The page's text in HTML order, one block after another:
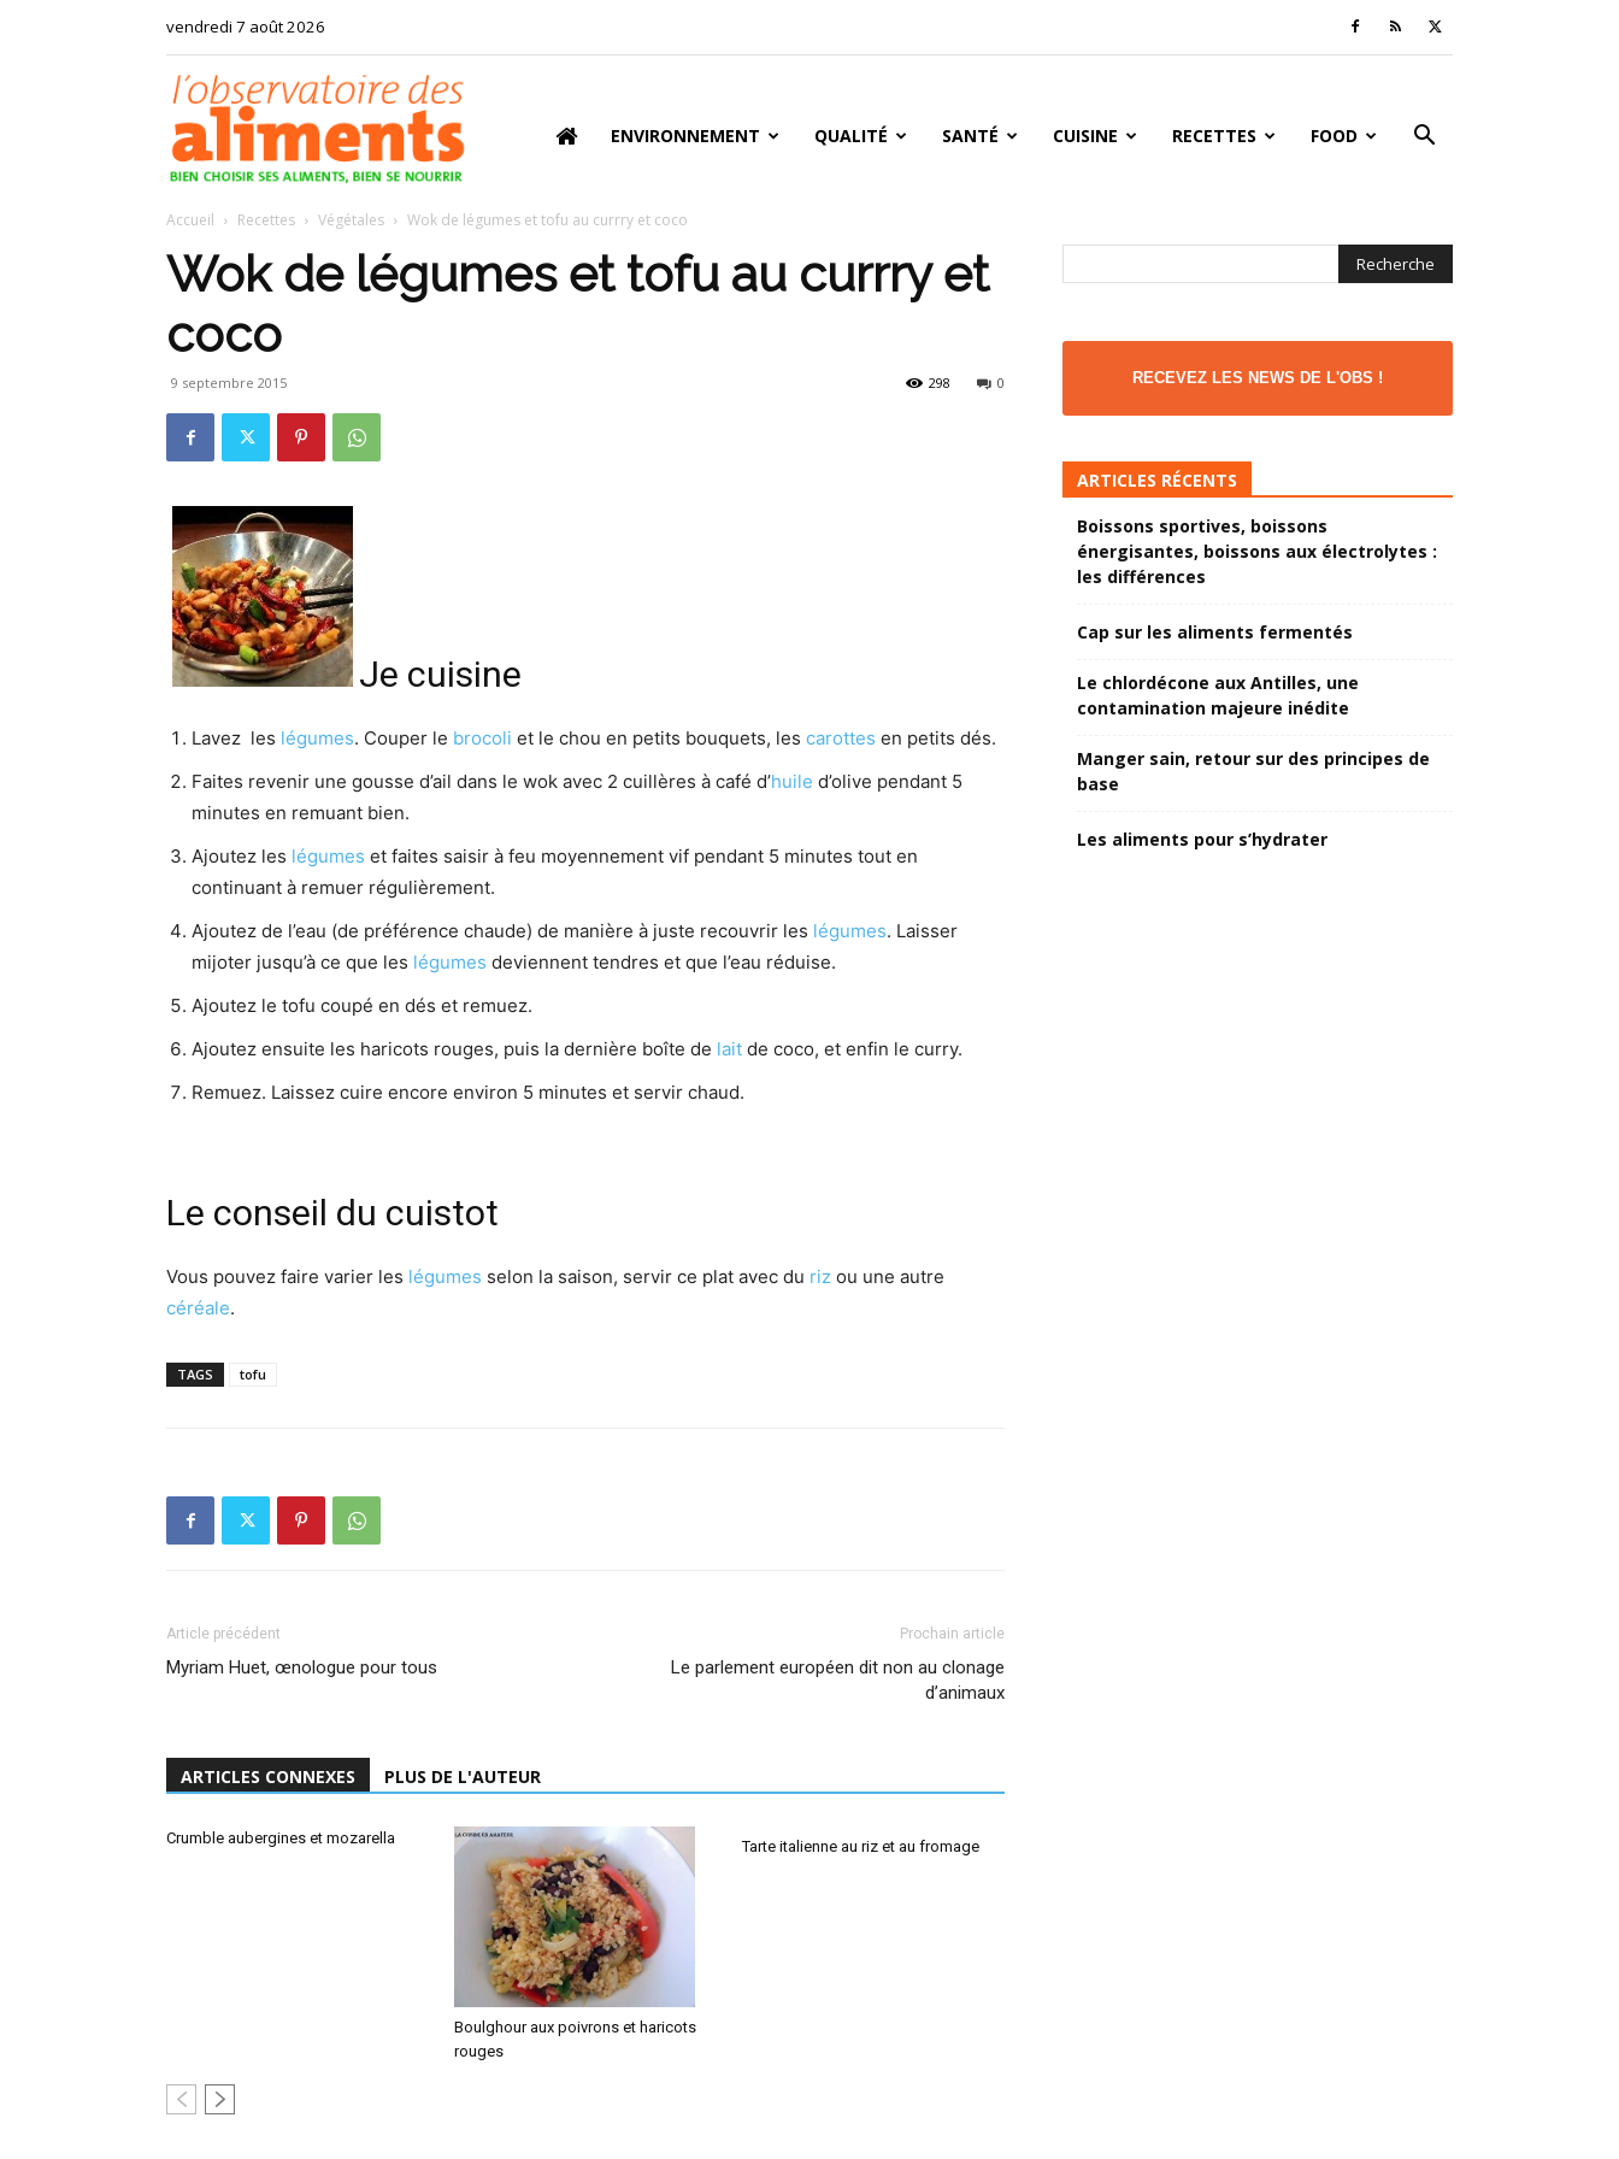
vendredi 7 août 2026
ENVIRONNEMENT QUALITÉ SANTÉ CUISINE RECETTES FOOD
Accueil Recettes Végétales Wok de légumes et tofu au currry et coco
Wok de légumes et tofu au currry et
coco
9 septembre 2015 0
298
Je cuisine
Lavez les légumes. Couper le brocoli et le chou en petits bouquets, les carottes en petits dés.
Faites revenir une gousse d’ail dans le wok avec 2 cuillères à café d’huile d’olive pendant 5
minutes en remuant bien.
Ajoutez les légumes et faites saisir à feu moyennement vif pendant 5 minutes tout en
continuant à remuer régulièrement.
Ajoutez de l’eau (de préférence chaude) de manière à juste recouvrir les légumes. Laisser
mijoter jusqu’à ce que les légumes deviennent tendres et que l’eau réduise.
Ajoutez le tofu coupé en dés et remuez.
Ajoutez ensuite les haricots rouges, puis la dernière boîte de lait de coco, et enfin le curry.
Remuez. Laissez cuire encore environ 5 minutes et servir chaud.
Le conseil du cuistot
Vous pouvez faire varier les légumes selon la saison, servir ce plat avec du riz ou une autre
céréale.
TAGS tofu
Article précédent
Myriam Huet, œnologue pour tous
Prochain article
Le parlement européen dit non au clonage
d’animaux
ARTICLES CONNEXES PLUS DE L'AUTEUR
Crumble aubergines et mozarella
Boulghour aux poivrons et haricots
rouges
Tarte italienne au riz et au fromage
RECEVEZ LES NEWS DE L'OBS !
ARTICLES RÉCENTS
Boissons sportives, boissons
énergisantes, boissons aux électrolytes :
les différences
Cap sur les aliments fermentés
Le chlordécone aux Antilles, une
contamination majeure inédite
Manger sain, retour sur des principes de
base
Les aliments pour s’hydrater